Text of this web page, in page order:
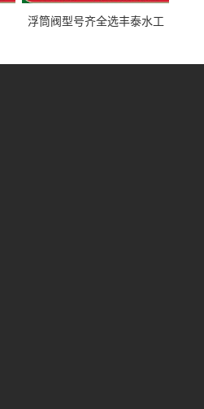
浮筒阀型号齐全选丰泰水工
道水库电站污水处理钢制闸